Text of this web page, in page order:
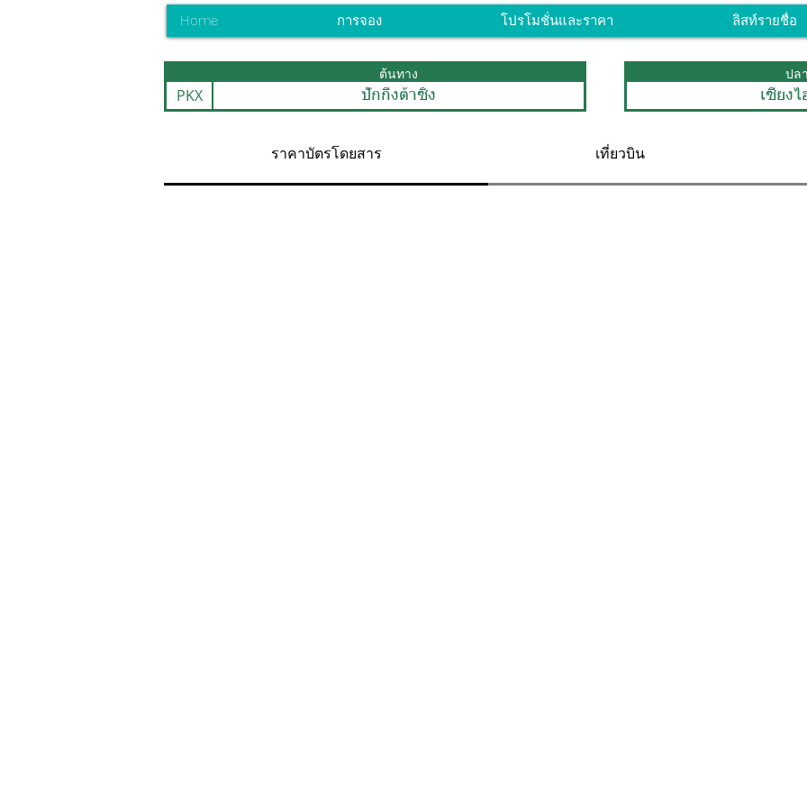
Home การจอง โปรโมชั่นและราคา ลิสท์รายชื่อ
ต้นทาง
PKX ปักกิ่งต้าซิง
ปล
เซี่ยงไ
ราคาบัตรโดยสาร เที่ยวบิน